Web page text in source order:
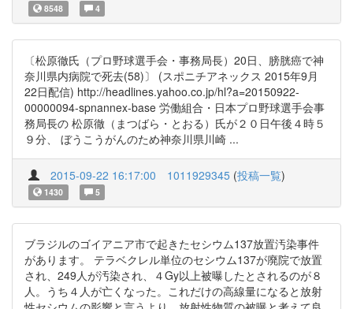
8548 4
〔松原徹氏（プロ野球選手会・事務局長）20日、膀胱癌で神
奈川県内病院で死去(58)〕 (スポニチアネックス 2015年9月
22日配信) http://headlines.yahoo.co.jp/hl?a=20150922-
00000094-spnannex-base 労働組合・日本プロ野球選手会事
務局長の 松原徹（まつばら・とおる）氏が２０日午後４時５
９分、 ぼうこうがんのため神奈川県川崎 ...
2015-09-22 16:17:00 1011929345 (投稿一覧)
1430 5
ブラジルのゴイアニア市で起きたセシウム137放置汚染事件
があります。 テラベクレル単位のセシウム137が廃院で放置
され、249人が汚染され、４Gy以上被曝したとされるのが８
人。うち４人が亡くなった。これだけの高線量になると放射